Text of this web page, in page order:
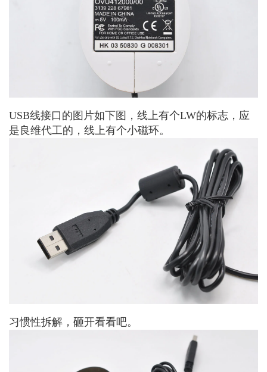
USB线接口的图片如下图，线上有个LW的标志，应
是良维代工的，线上有个小磁环。
习惯性拆解，砸开看看吧。